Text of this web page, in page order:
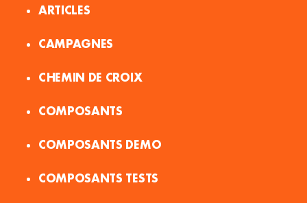
ARTICLES
CAMPAGNES
CHEMIN DE CROIX
COMPOSANTS
COMPOSANTS DEMO
COMPOSANTS TESTS